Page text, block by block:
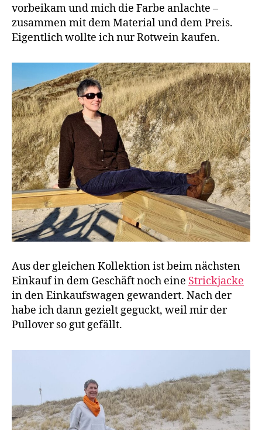
vorbeikam und mich die Farbe anlachte –
zusammen mit dem Material und dem Preis.
Eigentlich wollte ich nur Rotwein kaufen.
Aus der gleichen Kollektion ist beim nächsten
Einkauf in dem Geschäft noch eine Strickjacke
in den Einkaufswagen gewandert. Nach der
habe ich dann gezielt geguckt, weil mir der
Pullover so gut gefällt.